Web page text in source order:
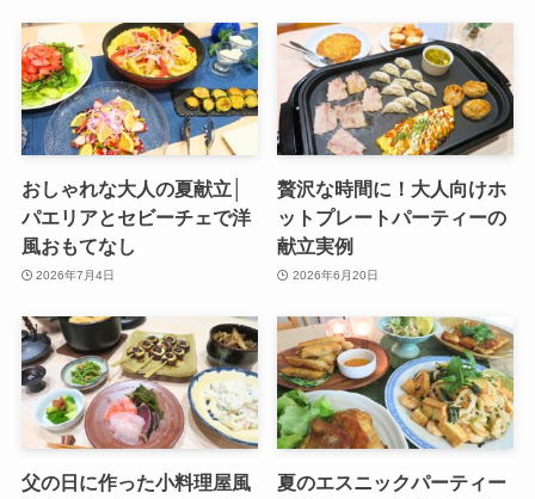
おしゃれな大人の夏献立│
パエリアとセビーチェで洋
風おもてなし
2026年7月4日
贅沢な時間に！大人向けホ
ットプレートパーティーの
献立実例
2026年6月20日
父の日に作った小料理屋風
夏のエスニックパーティー